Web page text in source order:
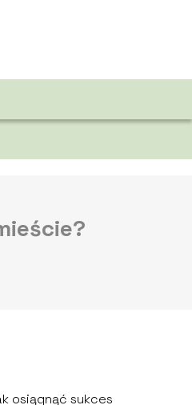
osiągnąć sukces